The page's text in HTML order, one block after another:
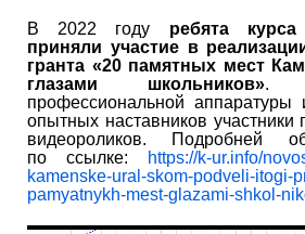
В 2022 году ребята курса
приняли участие в
гранта «20 памятных мест
глазами школьников».
профессиональной
опытных наставников участники
видеороликов. Подробней
по ссылке:
https://k-ur.info/
kamenske-ural-skom-podveli-itogi-
pamyatnykh-mest-glazami-shkol-